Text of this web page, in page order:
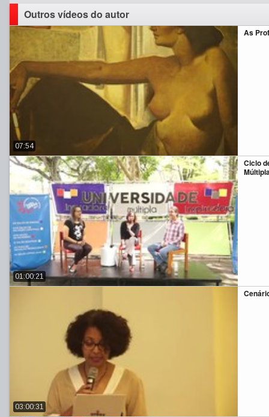
Outros vídeos do autor
As
07:54
Ciclo
01:00:21
03:00:31